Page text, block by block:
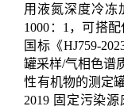
用液氮深度冷冻
1000：1，可搭
国标《HJ759-
罐采样/气相色谱
性有机物的测定
2019 固定污染